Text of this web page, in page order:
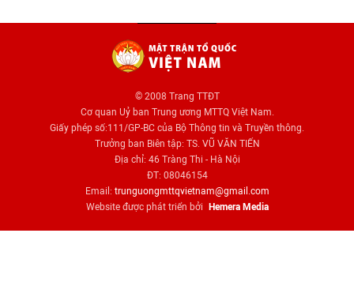
© 2008 Trang TTĐT
Cơ quan Uỷ ban Trung ương MTTQ Việt Nam.
Giấy phép số:111/GP-BC của Bộ Thông tin và Truyền thông.
Trưởng ban Biên tập: TS. VŨ VĂN TIẾN
Địa chỉ: 46 Tràng Thi - Hà Nội
ĐT: 08046154
Email: trunguongmttqvietnam@gmail.com
Website được phát triển bởi
Hemera Media